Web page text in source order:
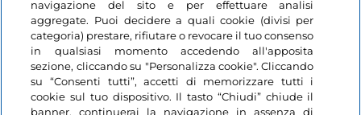
navigazione del sito e per effettuare analisi
aggregate. Puoi decidere a quali cookie (divisi per
categoria) prestare, rifiutare o revocare il tuo consenso
in qualsiasi momento accedendo all'apposita
sezione, cliccando su "Personalizza cookie". Cliccando
su “Consenti tutti”, accetti di memorizzare tutti i
cookie sul tuo dispositivo. Il tasto “Chiudi” chiude il
banner, continuerai la navigazione in assenza di